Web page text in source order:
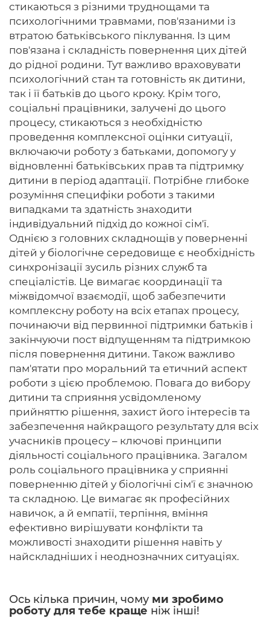
стикаються з різними труднощами та
психологічними травмами, пов'язаними із
втратою батьківського піклування. Із цим
пов'язана і складність повернення цих дітей
до рідної родини. Тут важливо враховувати
психологічний стан та готовність як дитини,
так і її батьків до цього кроку. Крім того,
соціальні працівники, залучені до цього
процесу, стикаються з необхідністю
проведення комплексної оцінки ситуації,
включаючи роботу з батьками, допомогу у
відновленні батьківських прав та підтримку
дитини в період адаптації. Потрібне глибоке
розуміння специфіки роботи з такими
випадками та здатність знаходити
індивідуальний підхід до кожної сім'ї.
Однією з головних складнощів у поверненні
дітей у біологічне середовище є необхідність
синхронізації зусиль різних служб та
спеціалістів. Це вимагає координації та
міжвідомчої взаємодії, щоб забезпечити
комплексну роботу на всіх етапах процесу,
починаючи від первинної підтримки батьків і
закінчуючи пост відпущенням та підтримкою
після повернення дитини. Також важливо
пам'ятати про моральний та етичний аспект
роботи з цією проблемою. Повага до вибору
дитини та сприяння усвідомленому
прийняттю рішення, захист його інтересів та
забезпечення найкращого результату для всіх
учасників процесу – ключові принципи
діяльності соціального працівника. Загалом
роль соціального працівника у сприянні
поверненню дітей у біологічні сім'ї є значною
та складною. Це вимагає як професійних
навичок, а й емпатії, терпіння, вміння
ефективно вирішувати конфлікти та
можливості знаходити рішення навіть у
найскладніших і неоднозначних ситуаціях.
Ось кілька причин, чому ми зробимо
роботу для тебе краще ніж інші!